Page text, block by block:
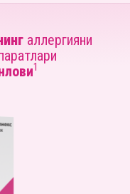
аллергияни
1